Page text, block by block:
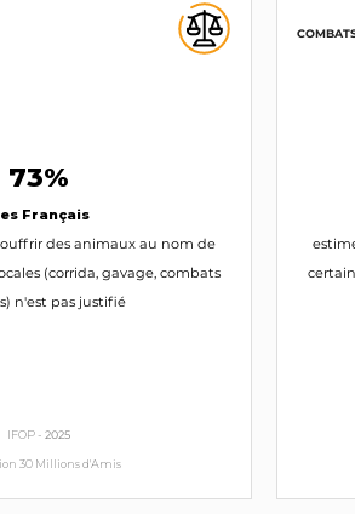
73%
Français
des animaux au nom de
(corrida, gavage, combats
n'est pas justifié
IFOP -2025
30 Millions d'Amis